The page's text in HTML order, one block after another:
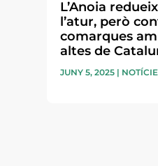
L’Anoia
l’atur, però
comarques
altes de
JUNY 5, 2025 |